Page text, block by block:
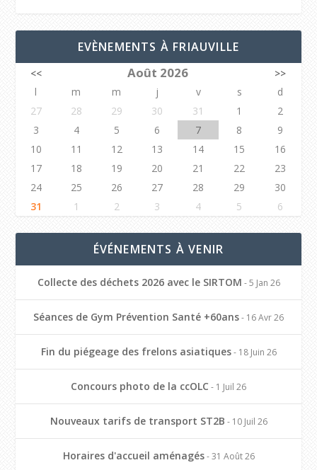
EVÈNEMENTS À FRIAUVILLE
<< Août 2026
>>
l
m m j v s
d
27
28 29 30 31 1
2
3
4 5 6 7 8
9
10
11 12 13 14 15
16
17
18 19 20 21 22
23
24
25 26 27 28 29
30
31
1 2 3 4 5 6
ÉVÉNEMENTS À VENIR
Collecte des déchets 2026 avec le SIRTOM - 5 Jan 26
Séances de Gym Prévention Santé +60ans- 16 Avr 26
Fin du piégeage des frelons asiatiques- 18 Juin 26
Concours photo de la ccOLC - 1 Juil 26
Nouveaux tarifs de transport ST2B - 10 Juil 26
Horaires d'accueil aménagés- 31 Août 26